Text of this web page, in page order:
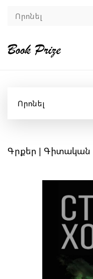
Գրքեր | Գիտական